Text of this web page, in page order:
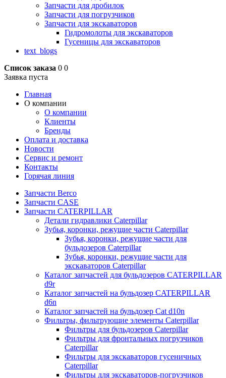
Запчасти для дробилок
Запчасти для погрузчиков
Запчасти для экскаваторов
Гидромолоты для экскаваторов
Гусеницы для экскаваторов
text_blogs
Список заказа 0 0
Заявка пуста
Главная
О компании
О компании
Клиенты
Бренды
Оплата и доставка
Новости
Сервис и ремонт
Контакты
Горячая линия
Запчасти Berco
Запчасти CASE
Запчасти CATERPILLAR
Детали гидравлики Caterpillar
Зубья, коронки, режущие части Caterpillar
Зубья, коронки, режущие части для
бульдозеров Caterpillar
Зубья, коронки, режущие части для
экскаваторов Caterpillar
Каталог запчастей для бульдозеров CATERPILLAR
d9r
Каталог запчастей на бульдозер CATERPILLAR
d6n
Каталог запчастей на бульдозер Сat d10n
Фильтры, фильтрующие элементы Caterpillar
Фильтры для бульдозеров Caterpillar
Фильтры для фронтальных погрузчиков
Caterpillar
Фильтры для экскаваторов гусеничных
Caterpillar
Фильтры для экскаваторов-погрузчиков